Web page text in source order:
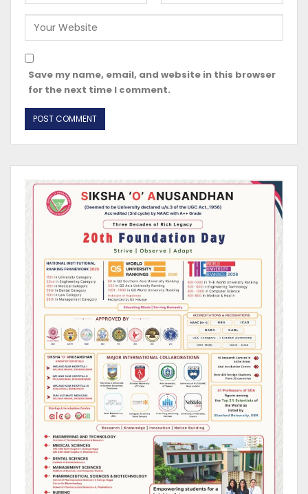
Save my name, email, and website in this browser
for the next time I comment.